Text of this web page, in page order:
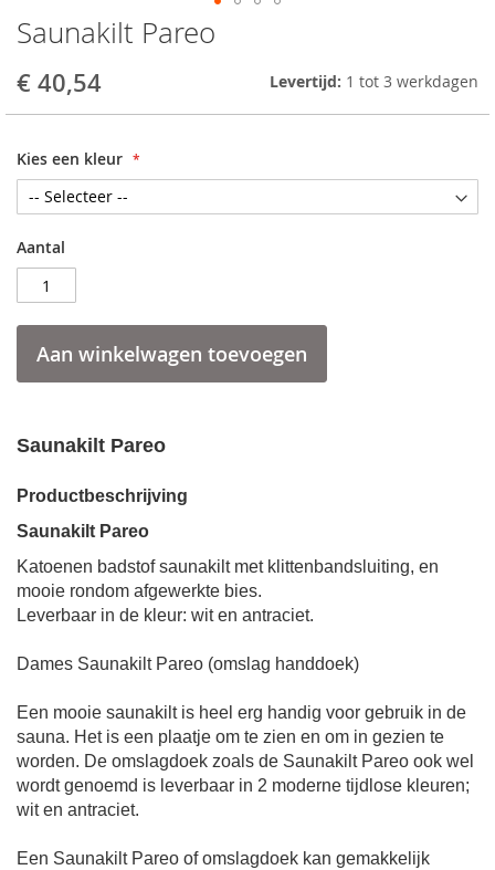
Saunakilt Pareo
€ 40,54 Levertijd: 1 tot 3 werkdagen
Kies een kleur
Aantal
Aan winkelwagen toevoegen
Saunakilt Pareo
Productbeschrijving
Saunakilt Pareo
Katoenen badstof saunakilt met klittenbandsluiting, en
mooie rondom afgewerkte bies.
Leverbaar in de kleur: wit en antraciet.
Dames Saunakilt Pareo (omslag handdoek)
Een mooie saunakilt is heel erg handig voor gebruik in de
sauna. Het is een plaatje om te zien en om in gezien te
worden. De omslagdoek zoals de Saunakilt Pareo ook wel
wordt genoemd is leverbaar in 2 moderne tijdlose kleuren;
wit en antraciet.
Een Saunakilt Pareo of omslagdoek kan gemakkelijk
Skip
to
the
beginning
of
images
gallery